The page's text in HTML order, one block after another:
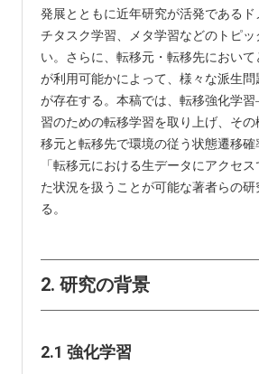
発展とともに近年研究が活発である
チタスク学習、メタ学習などのトピッ
い。さらに、転移元・転移先において
が利用可能かによって、様々な派生
が存在する。本稿では、転移強化学
習のための転移学習を取り上げ、そ
移元と転移先で環境の従う状態遷移確
「転移元における生データにアクセ
た状況を扱うことが可能な著者らの研
る。
2. 研究の背景
2.1 強化学習